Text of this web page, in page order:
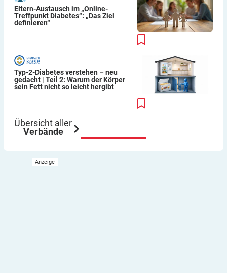
Eltern-Austausch im „Online-
Treffpunkt Diabetes“: „Das Ziel
definieren“
Typ-2-Diabetes verstehen – neu
gedacht | Teil 2: Warum der Körper
sein Fett nicht so leicht hergibt
Übersicht aller
Verbände